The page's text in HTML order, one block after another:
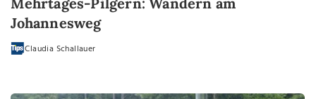
Johannesweg
Claudia Schallauer